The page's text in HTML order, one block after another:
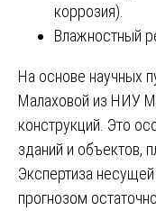
коррозия).
Влажностный
На основе научных
Малаховой из НИУ
конструкций. Это
зданий и объектов,
Экспертиза
прогнозом